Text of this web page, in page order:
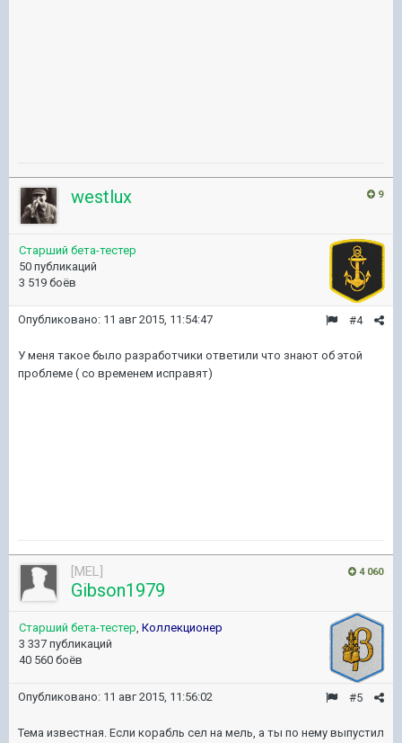
9
westlux
Старший бета-тестер
50 публикаций
3 519 боёв
#4
Опубликовано: 11 авг 2015, 11:54:47
У меня такое было разработчики ответили что знают об этой
проблеме ( со временем исправят)
4 060
[MEL]
Gibson1979
Старший бета-тестер, Коллекционер
3 337 публикаций
40 560 боёв
#5
Опубликовано: 11 авг 2015, 11:56:02
Тема известная. Если корабль сел на мель, а ты по нему выпустил